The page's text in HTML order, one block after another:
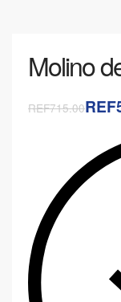
Molino
REF715.00